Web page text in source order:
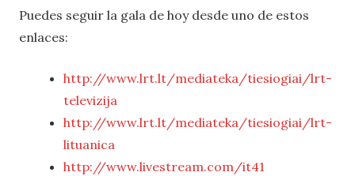
Puedes seguir la gala de hoy desde uno de estos
enlaces:
http://www.lrt.lt/mediateka/tiesiogiai/lrt-
televizija
http://www.lrt.lt/mediateka/tiesiogiai/lrt-
lituanica
http://www.livestream.com/it41